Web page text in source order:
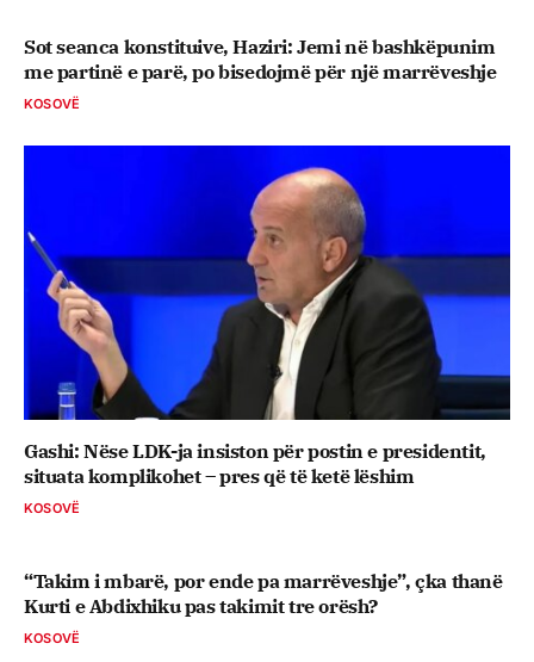
Sot seanca konstituive, ​Haziri: Jemi në bashkëpunim
me partinë e parë, po bisedojmë për një marrëveshje
KOSOVË
Gashi: Nëse LDK-ja insiston për postin e presidentit,
situata komplikohet – pres që të ketë lëshim
KOSOVË
“Takim i mbarë, por ende pa marrëveshje”, çka thanë
Kurti e Abdixhiku pas takimit tre orësh?
KOSOVË